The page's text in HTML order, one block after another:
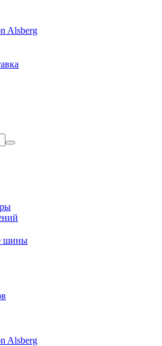
Alsberg
шины
Alsberg